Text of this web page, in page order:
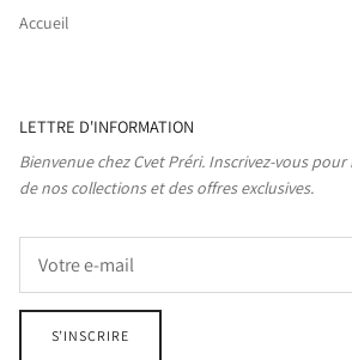
Accueil
LETTRE D'INFORMATION
Bienvenue chez Cvet Préri. Inscrivez-vous
de nos collections et des offres exclusives.
S’INSCRIRE